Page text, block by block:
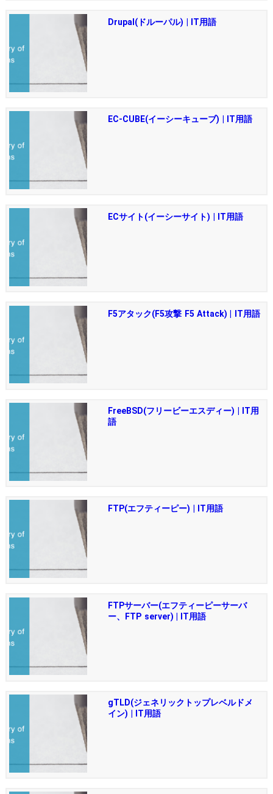
Drupal(ドルーパル) | IT用語
EC-CUBE(イーシーキューブ) | IT用語
ECサイト(イーシーサイト) | IT用語
F5アタック(F5攻撃 F5 Attack) | IT用語
FreeBSD(フリービーエスディー) | IT用
語
FTP(エフティーピー) | IT用語
FTPサーバー(エフティーピーサーバ
ー、FTP server) | IT用語
gTLD(ジェネリックトップレベルドメ
イン) | IT用語